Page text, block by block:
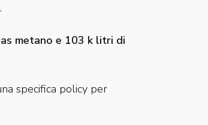
metano e 103 k litri di
specifica policy per